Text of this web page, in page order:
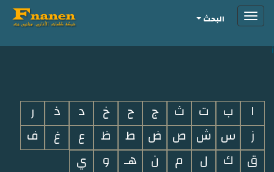
i
Toggleالبحث
ا ب ت ث ج ح خ د ذ
ر
ز
س ش ص ض ط ظ ع غ
ف
ق
ك ل م ن هـ و ي